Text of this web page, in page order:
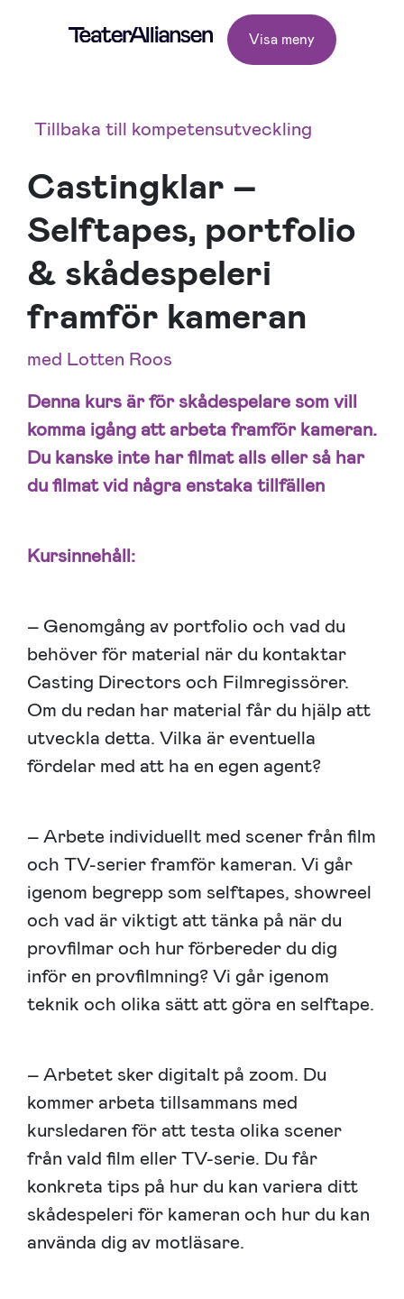
Visa meny
Tillbaka till kompetensutveckling
Castingklar –
Selftapes, portfolio
& skådespeleri
framför kameran
med Lotten Roos
Denna kurs är för skådespelare som vill
komma igång att arbeta framför kameran.
Du kanske inte har filmat alls eller så har
du filmat vid några enstaka tillfällen
Kursinnehåll:
– Genomgång av portfolio och vad du
behöver för material när du kontaktar
Casting Directors och Filmregissörer.
Om du redan har material får du hjälp att
utveckla detta. Vilka är eventuella
fördelar med att ha en egen agent?
– Arbete individuellt med scener från film
och TV-serier framför kameran. Vi går
igenom begrepp som selftapes, showreel
och vad är viktigt att tänka på när du
provfilmar och hur förbereder du dig
inför en provfilmning? Vi går igenom
teknik och olika sätt att göra en selftape.
– Arbetet sker digitalt på zoom. Du
kommer arbeta tillsammans med
kursledaren för att testa olika scener
från vald film eller TV-serie. Du får
konkreta tips på hur du kan variera ditt
skådespeleri för kameran och hur du kan
använda dig av motläsare.